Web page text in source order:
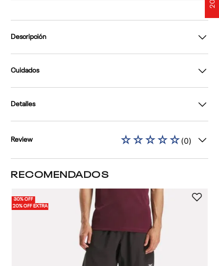
Descripción
Cuidados
Detalles
Review ☆☆☆☆☆(0)
RECOMENDADOS
30% OFF
20% OFF EXTRA